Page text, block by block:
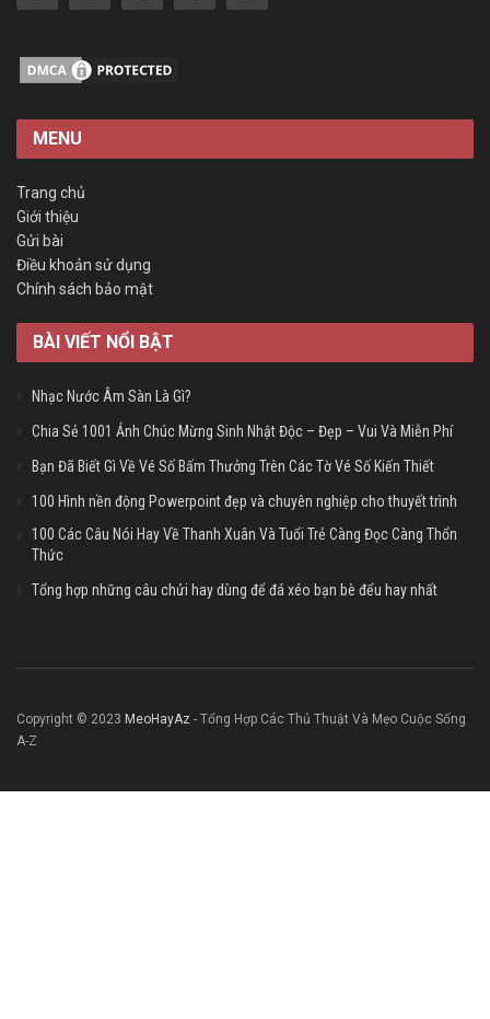
MENU
Trang chủ
Giới thiệu
Gửi bài
Điều khoản sử dụng
Chính sách bảo mật
BÀI VIẾT NỔI BẬT
Nhạc Nước Âm Sàn Là Gì?
Chia Sẻ 1001 Ảnh Chúc Mừng Sinh Nhật Độc – Đẹp – Vui Và Miễn Phí
Bạn Đã Biết Gì Về Vé Số Bấm Thưởng Trên Các Tờ Vé Số Kiến Thiết
100 Hình nền động Powerpoint đẹp và chuyên nghiệp cho thuyết trình
100 Các Câu Nói Hay Về Thanh Xuân Và Tuổi Trẻ Càng Đọc Càng Thổn
Thức
Tổng hợp những câu chửi hay dùng để đá xéo bạn bè đểu hay nhất
Copyright © 2023 MeoHayAz - Tổng Hợp Các Thủ Thuật Và Mẹo Cuộc Sống
A-Z